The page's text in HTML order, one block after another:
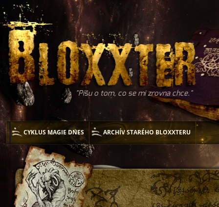
Píšu o tom, co se mi zrovna chce.
CYKLUS MAGIE DNES ARCHÍV STARÉHO BLOXXTERU